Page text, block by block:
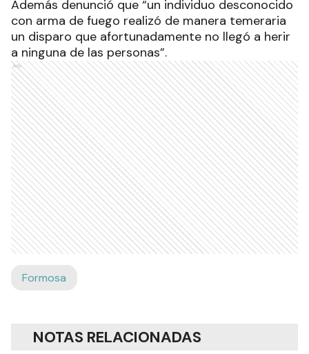
Además denunció que “un individuo desconocido
con arma de fuego realizó de manera temeraria
un disparo que afortunadamente no llegó a herir
a ninguna de las personas”.
Ads
Formosa
NOTAS RELACIONADAS